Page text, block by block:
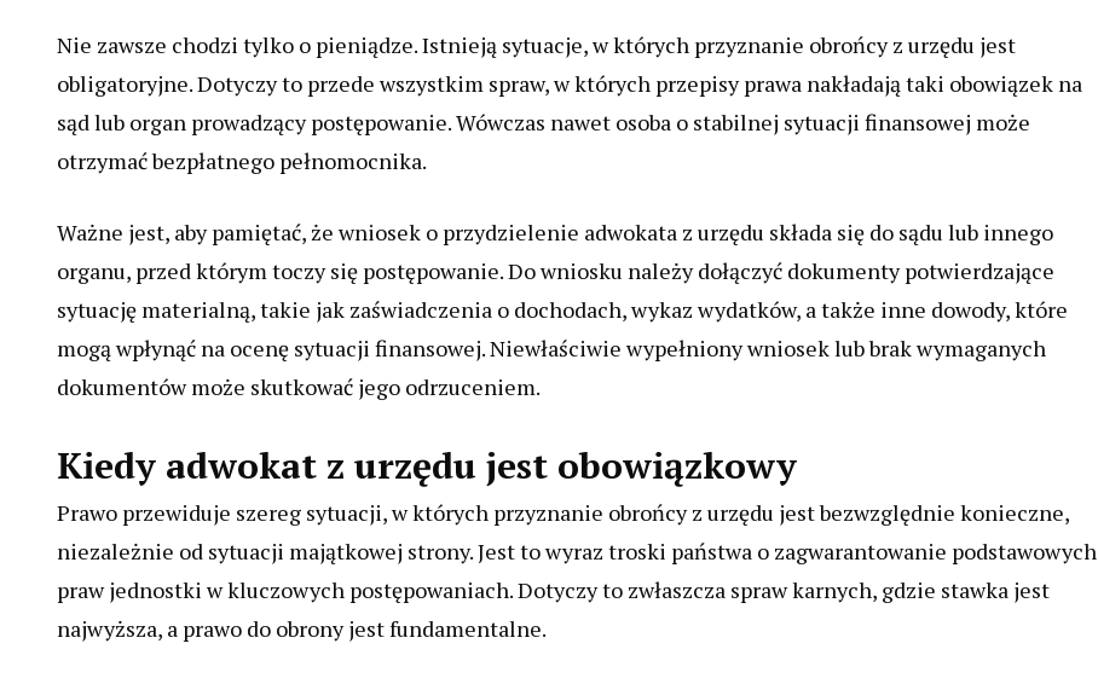
Nie zawsze chodzi tylko o pieniądze. Istnieją sytuacje, w których przyznanie obrońcy z urzędu jest
obligatoryjne. Dotyczy to przede wszystkim spraw, w których przepisy prawa nakładają taki obowiązek na
sąd lub organ prowadzący postępowanie. Wówczas nawet osoba o stabilnej sytuacji finansowej może
otrzymać bezpłatnego pełnomocnika.
Ważne jest, aby pamiętać, że wniosek o przydzielenie adwokata z urzędu składa się do sądu lub innego
organu, przed którym toczy się postępowanie. Do wniosku należy dołączyć dokumenty potwierdzające
sytuację materialną, takie jak zaświadczenia o dochodach, wykaz wydatków, a także inne dowody, które
mogą wpłynąć na ocenę sytuacji finansowej. Niewłaściwie wypełniony wniosek lub brak wymaganych
dokumentów może skutkować jego odrzuceniem.
Kiedy adwokat z urzędu jest obowiązkowy
Prawo przewiduje szereg sytuacji, w których przyznanie obrońcy z urzędu jest bezwzględnie konieczne,
niezależnie od sytuacji majątkowej strony. Jest to wyraz troski państwa o zagwarantowanie podstawowych
praw jednostki w kluczowych postępowaniach. Dotyczy to zwłaszcza spraw karnych, gdzie stawka jest
najwyższa, a prawo do obrony jest fundamentalne.